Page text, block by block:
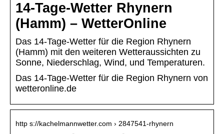
14-Tage-Wetter Rhynern
(Hamm) – WetterOnline
Das 14-Tage-Wetter für die Region Rhynern
(Hamm) mit den weiteren Wetteraussichten zu
Sonne, Niederschlag, Wind, und Temperaturen.
Das 14-Tage-Wetter für die Region Rhynern von
wetteronline.de
http s://kachelmannwetter.com › 2847541-rhynern